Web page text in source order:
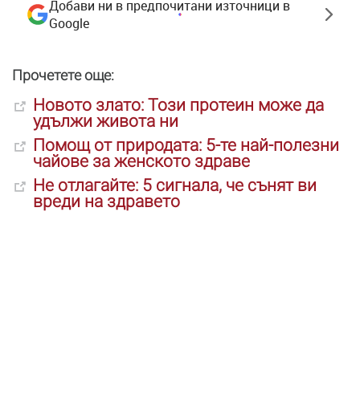
Добави ни в предпочитани източници в
Google
Прочетете още:
Новото злато: Този протеин може да
удължи живота ни
Помощ от природата: 5-те най-полезни
чайове за женското здраве
Не отлагайте: 5 сигнала, че сънят ви
вреди на здравето